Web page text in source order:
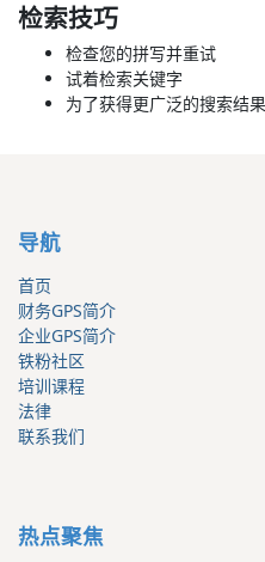
检索技巧
检查您的拼写并重试
试着检索关键字
为了获得更广泛的搜索结
导航
首页
财务GPS简介
企业GPS简介
铁粉社区
培训课程
法律
联系我们
热点聚焦